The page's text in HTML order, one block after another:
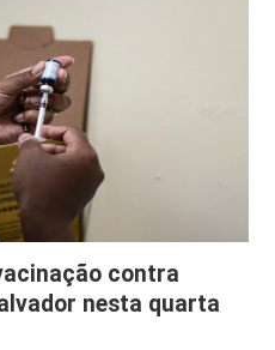
contra
nesta quarta